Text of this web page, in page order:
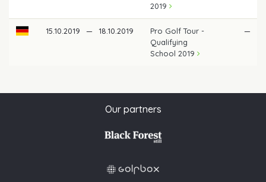
2019
15.10.2019 — 18.10.2019
Pro Golf Tour -
Qualifying
School 2019
—
Our partners